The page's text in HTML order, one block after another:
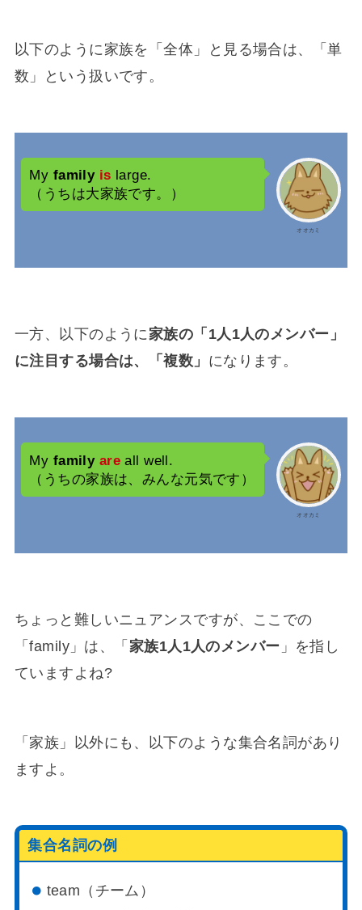
以下のように家族を「全体」と見る場合は、「単
数」という扱いです。
オオカミ
My family is large.
（うちは大家族です。）
一方、以下のように家族の「1人1人のメンバー」
に注目する場合は、「複数」 になります。
オオカミ
My family are all well.
（うちの家族は、みんな元気です）
ちょっと難しいニュアンスですが、ここでの
「family」は、「 家族1人1人のメンバー 」を指し
ていますよね?
「家族」以外にも、以下のような集合名詞があり
ますよ。
集合名詞の例
team（チーム）